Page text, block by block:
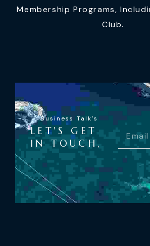
Membership Programs,
Club.
Business Talk's
LET'S GET
IN TOUCH,